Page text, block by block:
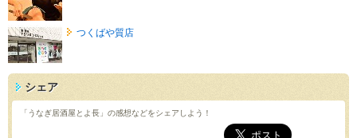
つくばや質店
シェア
「うなぎ居酒屋とよ長」の感想などをシェアしよう！